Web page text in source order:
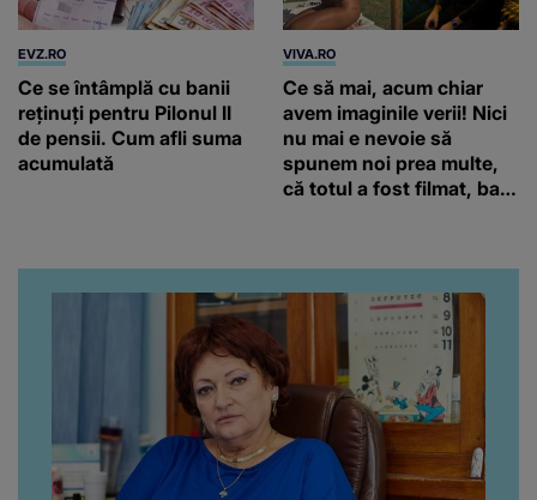
EVZ.RO
Ce se întâmplă cu banii
reținuți pentru Pilonul II
de pensii. Cum afli suma
acumulată
VIVA.RO
Ce să mai, acum chiar
avem imaginile verii! Nici
nu mai e nevoie să
spunem noi prea multe,
că totul a fost filmat, ba
da, frumoasa iubită a lui
Florin Ristei e...